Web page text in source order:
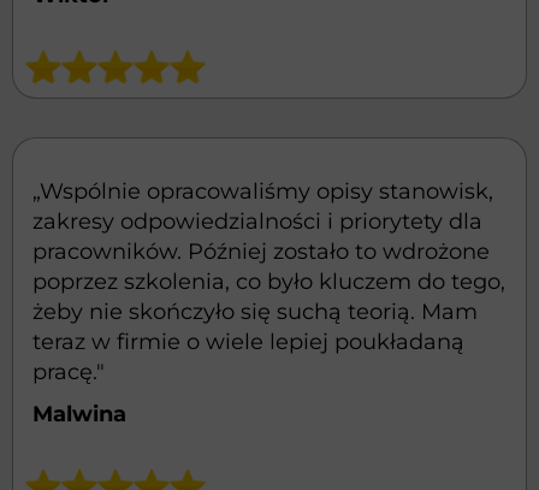
„Wspólnie opracowaliśmy opisy stanowisk,
zakresy odpowiedzialności i priorytety dla
pracowników. Później zostało to wdrożone
poprzez szkolenia, co było kluczem do tego,
żeby nie skończyło się suchą teorią. Mam
teraz w firmie o wiele lepiej poukładaną
pracę."
Malwina